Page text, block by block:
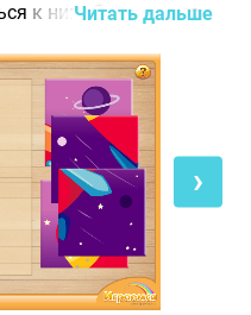
к ним. Сегодня это
тебе собрать
ракеты на фоне
и в конце игры у
А если ты
как орешки,
раздел с
20-30 кусочков!
Читать дальше
›